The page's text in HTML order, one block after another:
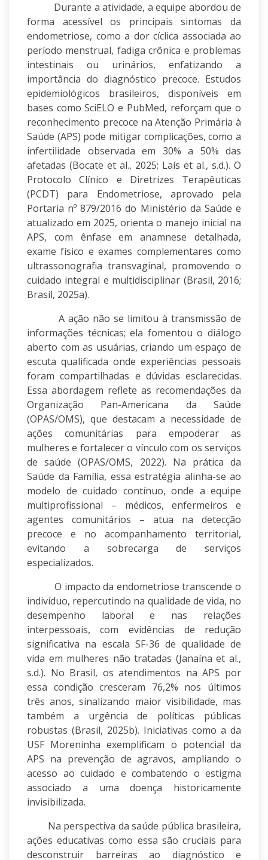
Durante a atividade, a equipe abordou de
forma acessível os principais sintomas da
endometriose, como a dor cíclica associada ao
período menstrual, fadiga crônica e problemas
intestinais ou urinários, enfatizando a
importância do diagnóstico precoce. Estudos
epidemiológicos brasileiros, disponíveis em
bases como SciELO e PubMed, reforçam que o
reconhecimento precoce na Atenção Primária à
Saúde (APS) pode mitigar complicações, como a
infertilidade observada em 30% a 50% das
afetadas (Bocate et al., 2025; Laís et al., s.d.). O
Protocolo Clínico e Diretrizes Terapêuticas
(PCDT) para Endometriose, aprovado pela
Portaria nº 879/2016 do Ministério da Saúde e
atualizado em 2025, orienta o manejo inicial na
APS, com ênfase em anamnese detalhada,
exame físico e exames complementares como
ultrassonografia transvaginal, promovendo o
cuidado integral e multidisciplinar (Brasil, 2016;
Brasil, 2025a).
A ação não se limitou à transmissão de
informações técnicas; ela fomentou o diálogo
aberto com as usuárias, criando um espaço de
escuta qualificada onde experiências pessoais
foram compartilhadas e dúvidas esclarecidas.
Essa abordagem reflete as recomendações da
Organização Pan-Americana da Saúde
(OPAS/OMS), que destacam a necessidade de
ações comunitárias para empoderar as
mulheres e fortalecer o vínculo com os serviços
de saúde (OPAS/OMS, 2022). Na prática da
Saúde da Família, essa estratégia alinha-se ao
modelo de cuidado contínuo, onde a equipe
multiprofissional – médicos, enfermeiros e
agentes comunitários – atua na detecção
precoce e no acompanhamento territorial,
evitando a sobrecarga de serviços
especializados.
O impacto da endometriose transcende o
indivíduo, repercutindo na qualidade de vida, no
desempenho laboral e nas relações
interpessoais, com evidências de redução
significativa na escala SF-36 de qualidade de
vida em mulheres não tratadas (Janaína et al.,
s.d.). No Brasil, os atendimentos na APS por
essa condição cresceram 76,2% nos últimos
três anos, sinalizando maior visibilidade, mas
também a urgência de políticas públicas
robustas (Brasil, 2025b). Iniciativas como a da
USF Moreninha exemplificam o potencial da
APS na prevenção de agravos, ampliando o
acesso ao cuidado e combatendo o estigma
associado a uma doença historicamente
invisibilizada.
Na perspectiva da saúde pública brasileira,
ações educativas como essa são cruciais para
desconstruir barreiras ao diagnóstico e